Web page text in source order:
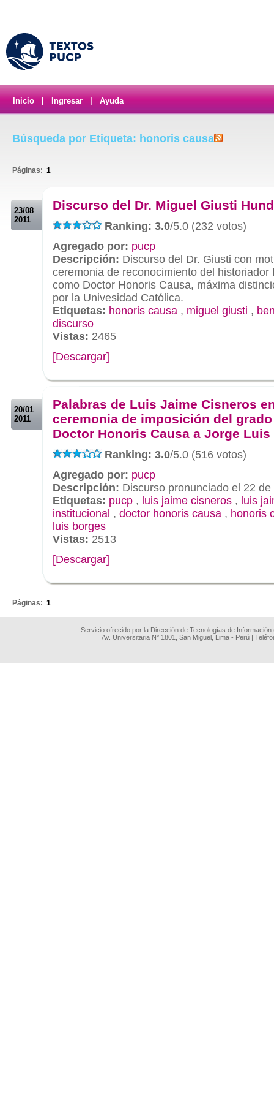
Inicio Ingresar Ayuda
Búsqueda por Etiqueta: honoris causa
Páginas: 1
23/08
2011
Discurso del Dr. Miguel Giusti
Ranking: 3.0/5.0 (232 votos)
Agregado por: pucp
Descripción: Discurso del Dr. Giusti con
ceremonia de reconocimiento del historiador
como Doctor Honoris Causa, máxima
por la Univesidad Católica.
Etiquetas: honoris causa , miguel giusti ,
discurso
Vistas: 2465
[Descargar]
20/01
2011
Palabras de Luis Jaime Cisneros
ceremonia de imposición del
Doctor Honoris Causa a Jorge Luis
Ranking: 3.0/5.0 (516 votos)
Agregado por: pucp
Descripción: Discurso pronunciado el 22
Etiquetas: pucp , luis jaime cisneros , luis
institucional , doctor honoris causa , honoris
luis borges
Vistas: 2513
[Descargar]
Páginas: 1
Servicio ofrecido por la Dirección de Tecnologías de
Av. Universitaria N° 1801, San Miguel, Lima - Perú |